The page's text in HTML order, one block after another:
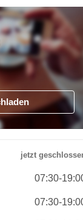
07:30-
07:30-